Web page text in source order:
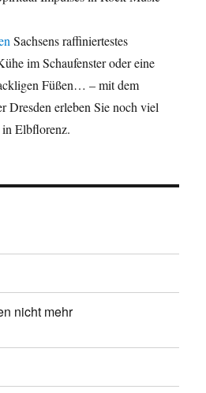
Sachsens raffiniertestes
im Schaufenster oder eine
Füßen… – mit dem
Dresden erleben Sie noch viel
in Elbflorenz.
nicht mehr